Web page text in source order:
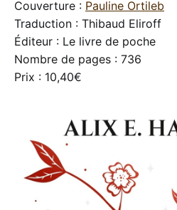
Couverture : Pauline Ortileb
Traduction : Thibaud Eliroff
Éditeur : Le livre de poche
Nombre de pages : 736
Prix : 10,40€